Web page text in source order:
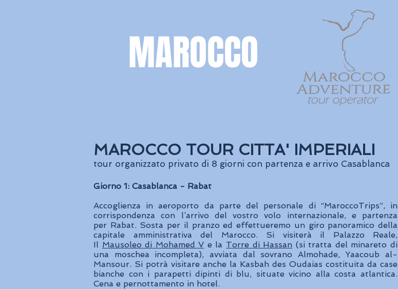
MAROCCO
MAROCCO TOUR CITTA' IMPERIALI
tour organizzato privato di 8 giorni con partenza e arrivo Casablanca
Giorno 1: Casablanca - Rabat
Accoglienza in aeroporto da parte del personale di “MaroccoTrips”, in
corrispondenza con l’arrivo del vostro volo internazionale, e partenza
per Rabat. Sosta per il pranzo ed effettueremo un giro panoramico della
capitale amministrativa del Marocco. Si visiterà il Palazzo Reale,
Il Mausoleo di Mohamed V e la Torre di Hassan (si tratta del minareto di
una moschea incompleta), avviata dal sovrano Almohade, Yaacoub al-
Mansour. Si potrà visitare anche la Kasbah des Oudaias costituita da case
bianche con i parapetti dipinti di blu, situate vicino alla costa atlantica.
Cena e pernottamento in hotel.